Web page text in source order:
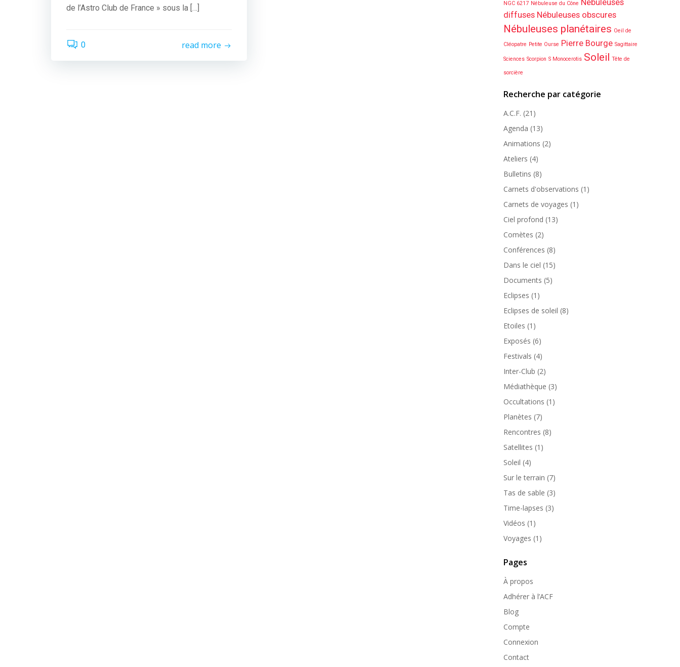
de l’Astro Club de France » sous la […]
0 read more
NGC 6217 Nébuleuse du Cône Nébuleuses
diffuses Nébuleuses obscures
Nébuleuses planétaires Oeil de
Cléopatre Petite Ourse Pierre Bourge Sagittaire
Sciences Scorpion S Monocerotis Soleil Tête de
sorcière
Recherche par catégorie
A.C.F. (21)
Agenda (13)
Animations (2)
Ateliers (4)
Bulletins (8)
Carnets d'observations (1)
Carnets de voyages (1)
Ciel profond (13)
Comètes (2)
Conférences (8)
Dans le ciel (15)
Documents (5)
Eclipses (1)
Eclipses de soleil (8)
Etoiles (1)
Exposés (6)
Festivals (4)
Inter-Club (2)
Médiathèque (3)
Occultations (1)
Planètes (7)
Rencontres (8)
Satellites (1)
Soleil (4)
Sur le terrain (7)
Tas de sable (3)
Time-lapses (3)
Vidéos (1)
Voyages (1)
Pages
À propos
Adhérer à l’ACF
Blog
Compte
Connexion
Contact